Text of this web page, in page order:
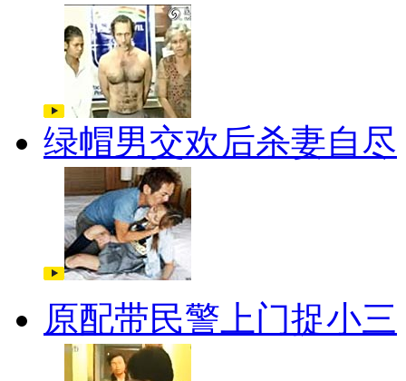
绿帽男交欢后杀妻自尽
原配带民警上门捉小三